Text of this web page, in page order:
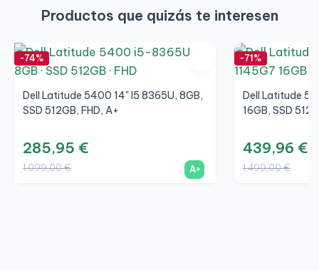
Productos que quizás te interesen
-74%
Dell Latitude 5400 14" I5 8365U, 8GB,
SSD 512GB, FHD, A+
285,95 €
1.099,00 € A+
-71%
Dell Latitude
16GB, SSD
439,96 €
1.499,00 €